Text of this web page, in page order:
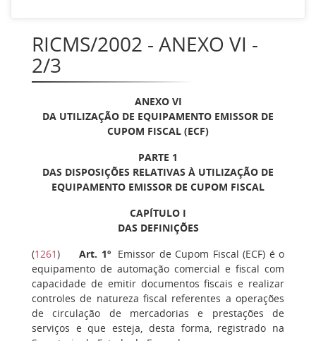
RICMS/2002 - ANEXO VI -
2/3
ANEXO VI
DA UTILIZAÇÃO DE EQUIPAMENTO EMISSOR DE
CUPOM FISCAL (ECF)
PARTE 1
DAS DISPOSIÇÕES RELATIVAS À UTILIZAÇÃO DE
EQUIPAMENTO EMISSOR DE CUPOM FISCAL
CAPÍTULO I
DAS DEFINIÇÕES
(1261)Art. 1ºEmissor de Cupom Fiscal (ECF) é o
equipamento de automação comercial e fiscal com
capacidade de emitir documentos fiscais e realizar
controles de natureza fiscal referentes a operações
de circulação de mercadorias e prestações de
serviços e que esteja, desta forma, registrado na